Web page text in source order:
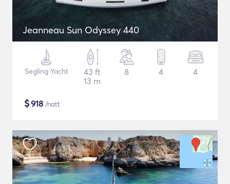
Jeanneau Sun Odyssey 440
Segling Yacht
43 ft
13 m
8 4 4
$918 /natt